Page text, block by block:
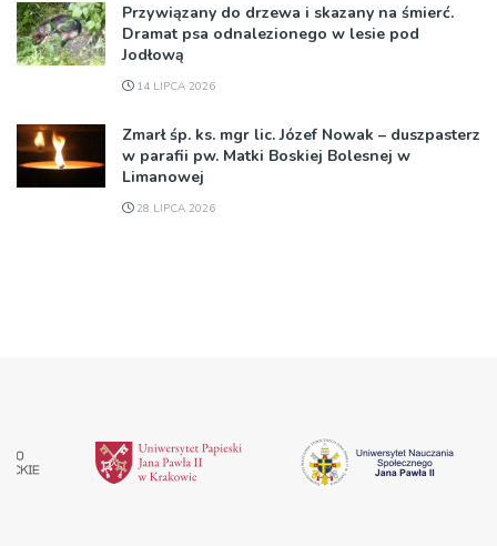
Przywiązany do drzewa i skazany na śmierć.
Dramat psa odnalezionego w lesie pod
Jodłową
14 LIPCA 2026
Zmarł śp. ks. mgr lic. Józef Nowak – duszpasterz
w parafii pw. Matki Boskiej Bolesnej w
Limanowej
28 LIPCA 2026